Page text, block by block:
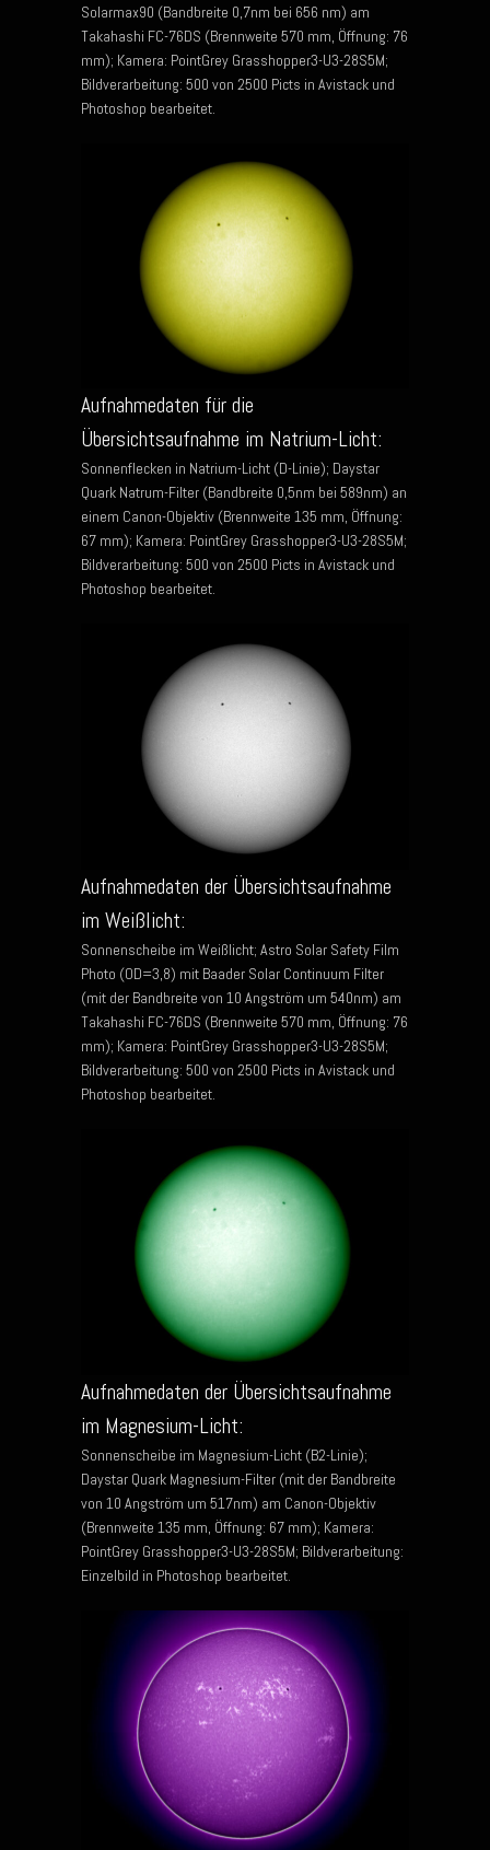
Solarmax90 (Bandbreite 0,7nm bei 656 nm) am
Takahashi FC-76DS (Brennweite 570 mm, Öffnung: 76
mm); Kamera: PointGrey Grasshopper3-U3-28S5M;
Bildverarbeitung: 500 von 2500 Picts in Avistack und
Photoshop bearbeitet.
Aufnahmedaten für die
Übersichtsaufnahme im Natrium-Licht:
Sonnenflecken in Natrium-Licht (D-Linie); Daystar
Quark Natrum-Filter (Bandbreite 0,5nm bei 589nm) an
einem Canon-Objektiv (Brennweite 135 mm, Öffnung:
67 mm); Kamera: PointGrey Grasshopper3-U3-28S5M;
Bildverarbeitung: 500 von 2500 Picts in Avistack und
Photoshop bearbeitet.
Aufnahmedaten der Übersichtsaufnahme
im Weißlicht:
Sonnenscheibe im Weißlicht; Astro Solar Safety Film
Photo (OD=3,8) mit Baader Solar Continuum Filter
(mit der Bandbreite von 10 Angström um 540nm) am
Takahashi FC-76DS (Brennweite 570 mm, Öffnung: 76
mm); Kamera: PointGrey Grasshopper3-U3-28S5M;
Bildverarbeitung: 500 von 2500 Picts in Avistack und
Photoshop bearbeitet.
Aufnahmedaten der Übersichtsaufnahme
im Magnesium-Licht:
Sonnenscheibe im Magnesium-Licht (B2-Linie);
Daystar Quark Magnesium-Filter (mit der Bandbreite
von 10 Angström um 517nm) am Canon-Objektiv
(Brennweite 135 mm, Öffnung: 67 mm); Kamera:
PointGrey Grasshopper3-U3-28S5M; Bildverarbeitung:
Einzelbild in Photoshop bearbeitet.